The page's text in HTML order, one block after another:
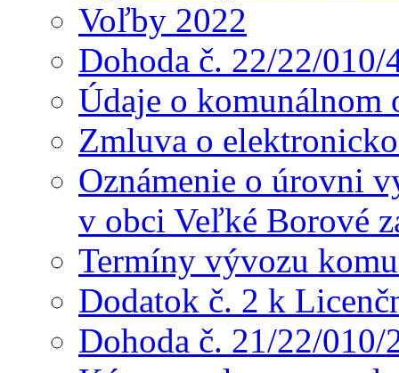
Voľby 2022
Dohoda č. 22/22/
Údaje o komunálnom
Zmluva o
Oznámenie o úrovni
v obci Veľké Borové
Termíny vývozu
Dodatok č. 2 k
Dohoda č. 21/22/